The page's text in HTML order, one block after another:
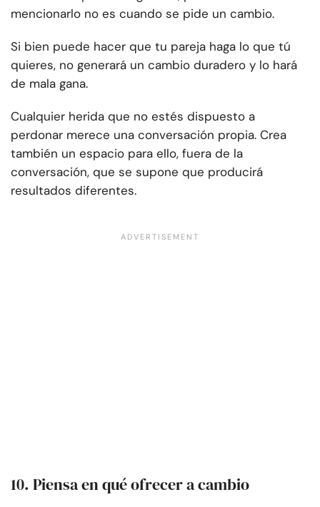
mencionarlo no es cuando se pide un cambio.
Si bien puede hacer que tu pareja haga lo que tú
quieres, no generará un cambio duradero y lo hará
de mala gana.
Cualquier herida que no estés dispuesto a
perdonar merece una conversación propia. Crea
también un espacio para ello, fuera de la
conversación, que se supone que producirá
resultados diferentes.
10. Piensa en qué ofrecer a cambio